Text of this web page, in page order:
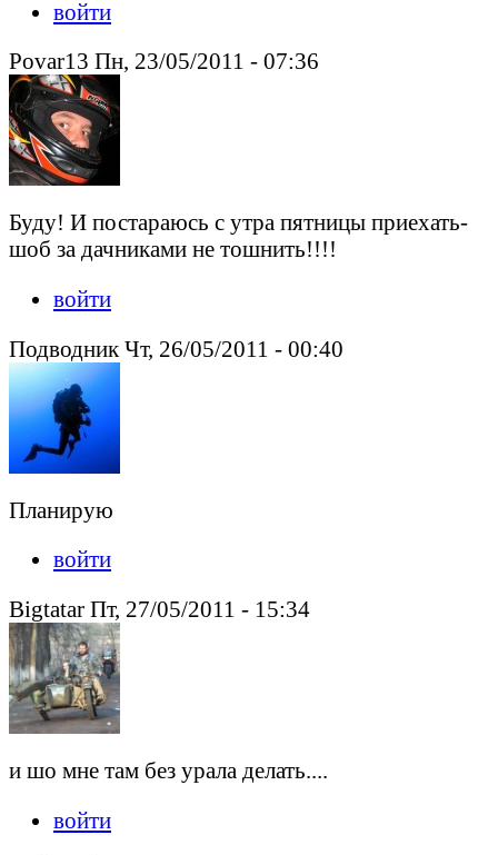
войти
Povar13 Пн, 23/05/2011 - 07:36
Буду! И постараюсь с утра пятницы приехать-
шоб за дачниками не тошнить!!!!
войти
Подводник Чт, 26/05/2011 - 00:40
Планирую
войти
Bigtatar Пт, 27/05/2011 - 15:34
и шо мне там без урала делать....
войти